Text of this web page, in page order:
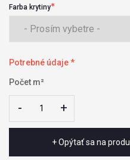
Farba krytiny
Potrebné údaje *
Počet m²
- +
- +
+ Opýtať sa na